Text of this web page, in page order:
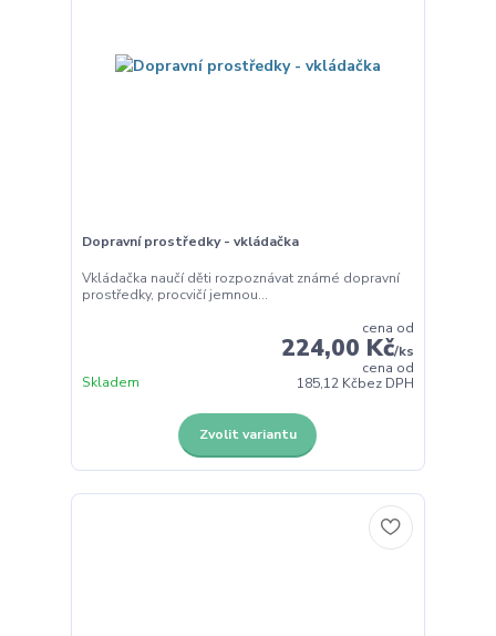
Dopravní prostředky - vkládačka
Vkládačka naučí děti rozpoznávat známé dopravní
prostředky, procvičí jemnou...
cena od
224,00 Kč/ks
cena od
185,12 Kčbez DPH
Skladem
Zvolit variantu